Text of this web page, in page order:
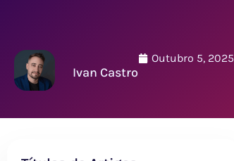
Outubro 5, 2025
Ivan Castro